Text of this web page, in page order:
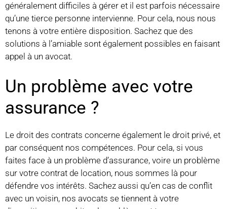
généralement difficiles à gérer et il est parfois nécessaire
qu’une tierce personne intervienne. Pour cela, nous nous
tenons à votre entière disposition. Sachez que des
solutions à l’amiable sont également possibles en faisant
appel à un avocat.
Un problème avec votre
assurance ?
Le droit des contrats concerne également le droit privé, et
par conséquent nos compétences. Pour cela, si vous
faites face à un problème d’assurance, voire un problème
sur votre contrat de location, nous sommes là pour
défendre vos intérêts. Sachez aussi qu’en cas de conflit
avec un voisin, nos avocats se tiennent à votre